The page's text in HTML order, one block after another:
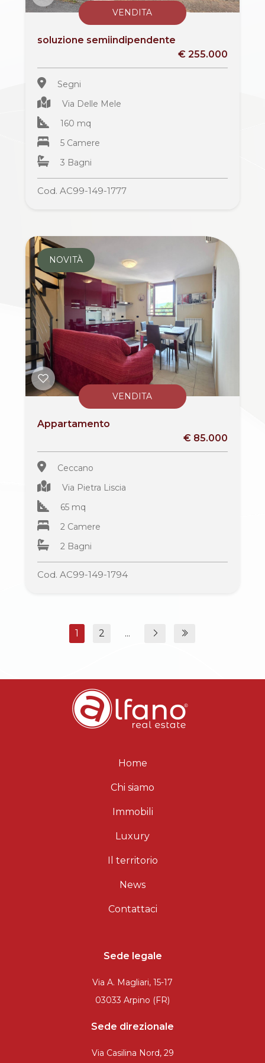
VENDITA
soluzione semiindipendente
€ 255.000
Segni
Via Delle Mele
160 mq
5 Camere
3 Bagni
Cod. AC99-149-1777
VENDITA
NOVITÀ
Appartamento
€ 85.000
Ceccano
Via Pietra Liscia
65 mq
2 Camere
2 Bagni
Cod. AC99-149-1794
1 2 ...
Home
Chi siamo
Immobili
Luxury
Il territorio
News
Contattaci
Sede legale
Via A. Magliari, 15-17
03033 Arpino (FR)
Sede direzionale
Via Casilina Nord, 29